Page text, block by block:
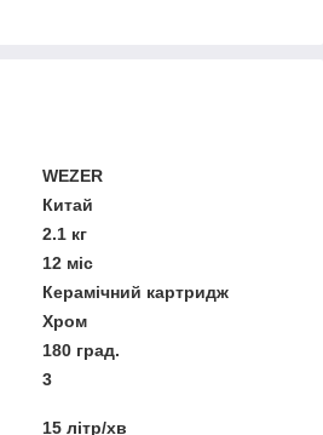
WEZER
Китай
2.1 кг
12 міс
Керамічний картридж
Хром
180 град.
3
15 літр/хв